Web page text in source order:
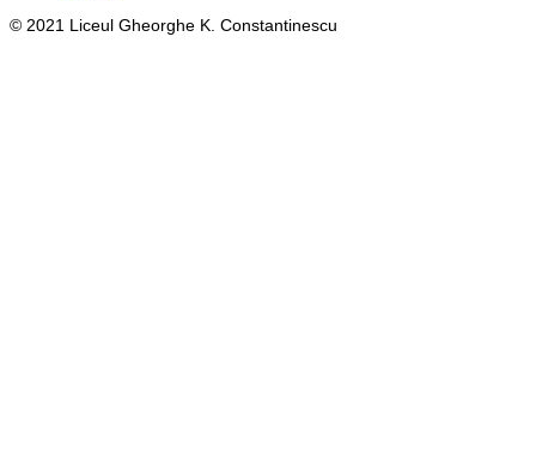
© 2021 Liceul Gheorghe K. Constantinescu